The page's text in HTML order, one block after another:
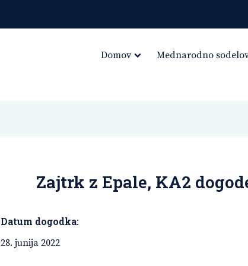
Domov Mednarodno
Zajtrk z Epale, KA2
Datum dogodka:
28. junija 2022